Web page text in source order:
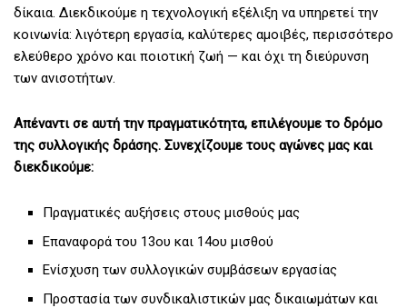
δίκαια. Διεκδικούμε η τεχνολογική εξέλιξη να υπηρετεί την
κοινωνία: λιγότερη εργασία, καλύτερες αμοιβές, περισσότερο
ελεύθερο χρόνο και ποιοτική ζωή — και όχι τη διεύρυνση
των ανισοτήτων.
Απέναντι σε αυτή την πραγματικότητα, επιλέγουμε το δρόμο
της συλλογικής δράσης. Συνεχίζουμε τους αγώνες μας και
διεκδικούμε:
Πραγματικές αυξήσεις στους μισθούς μας
Επαναφορά του 13ου και 14ου μισθού
Ενίσχυση των συλλογικών συμβάσεων εργασίας
Προστασία των συνδικαλιστικών μας δικαιωμάτων και